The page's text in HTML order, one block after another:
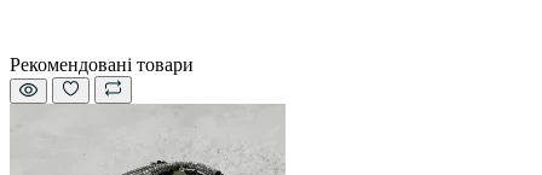
Рекомендовані товари